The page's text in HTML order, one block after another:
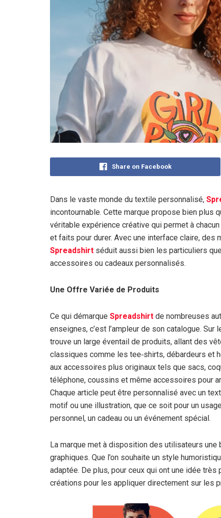
Share on Facebook
Dans le vaste monde du textile personnalisé,
incontournable. Cette marque propose bien
véritable expérience créative qui permet à
et faits pour durer. Avec une interface claire,
Spreadshirt séduit aussi bien les particuliers
accessoires ou cadeaux personnalisés.
Une Offre Variée de Produits
Ce qui démarque Spreadshirt de nombreuses
enseignes, c’est l’ampleur de son catalogue. Sur
trouve un large éventail de produits, allant des
classiques comme les tee‑shirts, débardeurs et
aux accessoires plus originaux tels que sacs,
téléphone, coussins et même accessoires pour
Chaque article peut être personnalisé avec un
motif ou une illustration, que ce soit pour un usage
personnel, un cadeau ou un événement spécial.
La marque met à disposition des utilisateurs
graphiques. Que l’on souhaite un style
adaptée. De plus, pour ceux qui ont une idée
créations pour les appliquer directement sur les